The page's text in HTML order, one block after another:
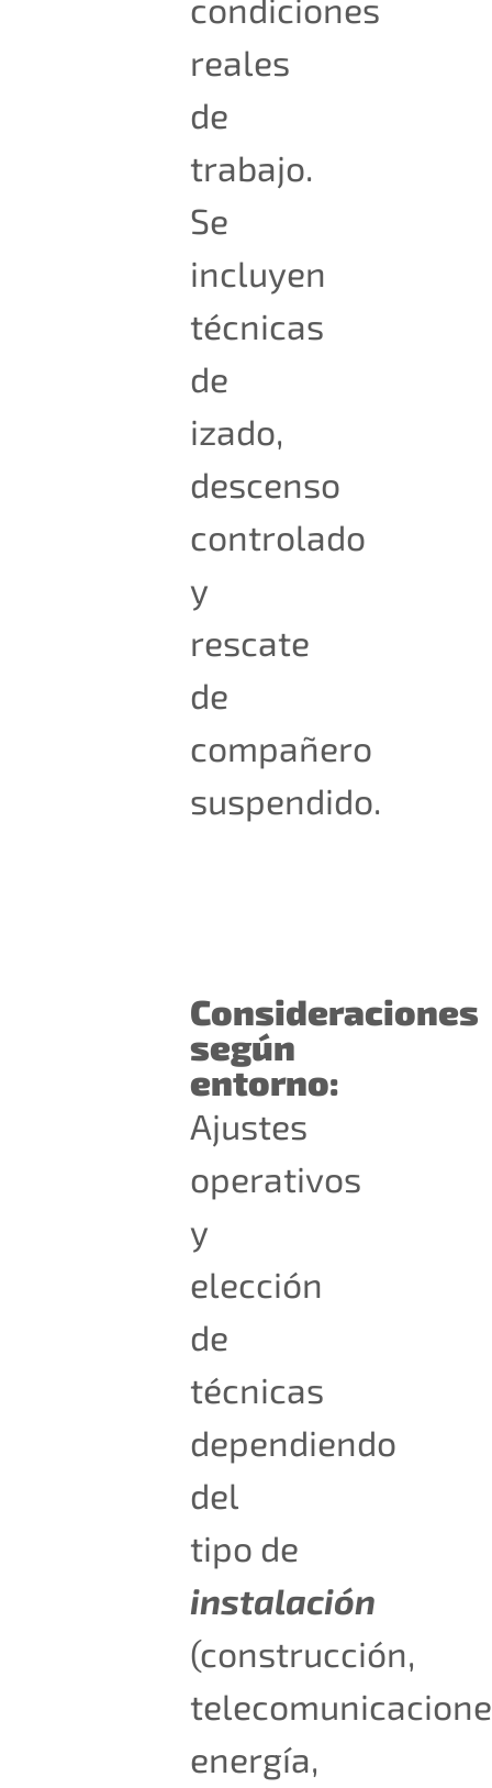
reales
de
trabajo.
Se
incluyen
técnicas
de
izado,
descenso
controlado
y
rescate
de
compañero
suspendido.
Consideraciones
según
entorno:
Ajustes
operativos
y
elección
de
técnicas
dependiendo
del
tipo de
instalación
(construcción,
energía,